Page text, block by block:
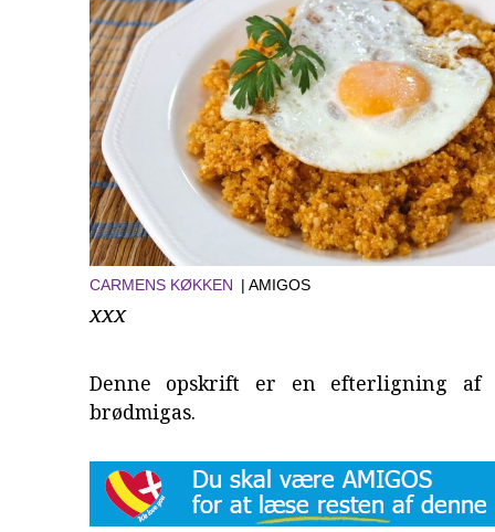
CARMENS KØKKEN | AMIGOS
xxx
Denne opskrift er en efterligning af
brødmigas.